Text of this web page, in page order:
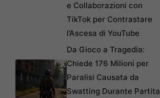
e Collaborazioni con
TikTok per Contrastare
l’Ascesa di YouTube
Da Gioco a Tragedia:
Chiede 176 Milioni per
Paralisi Causata da
Swatting Durante Partita